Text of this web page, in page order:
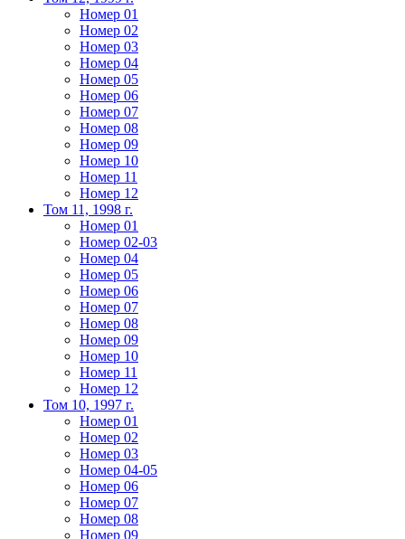
Номер 01
Номер 02
Номер 03
Номер 04
Номер 05
Номер 06
Номер 07
Номер 08
Номер 09
Номер 10
Номер 11
Номер 12
Том 11, 1998 г.
Номер 01
Номер 02-03
Номер 04
Номер 05
Номер 06
Номер 07
Номер 08
Номер 09
Номер 10
Номер 11
Номер 12
Том 10, 1997 г.
Номер 01
Номер 02
Номер 03
Номер 04-05
Номер 06
Номер 07
Номер 08
Номер 09